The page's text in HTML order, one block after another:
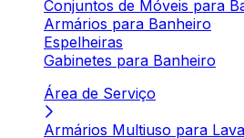
Conjuntos de Móveis para
Armários para Banheiro
Espelheiras
Gabinetes para Banheiro
Área de Serviço
Armários Multiuso para